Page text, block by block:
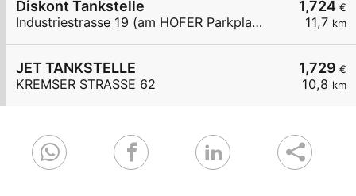
1,724 €
11,7 km
Diskont Tankstelle
Industriestrasse 19 (am HOFER Parkplatz)
1,729 €
10,8 km
JET TANKSTELLE
KREMSER STRASSE 62